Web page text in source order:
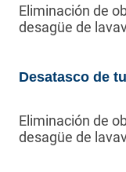
Eliminación de
desagüe de
Desatasco de
Eliminación de
desagüe de